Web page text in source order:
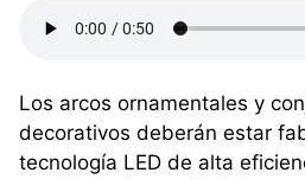
Los arcos ornamentales y
decorativos deberán estar
tecnología LED de alta